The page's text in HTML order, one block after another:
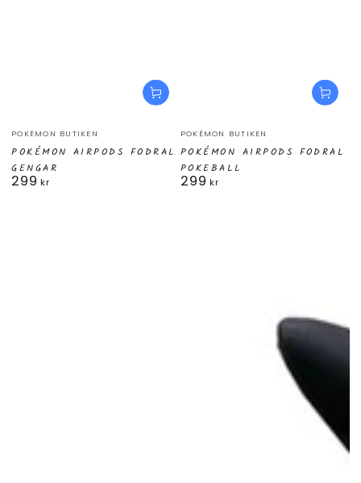
Säljare:
POKÉMON BUTIKEN
POKÉMON AIRPODS FODRAL
GENGAR
Ordinarie
299 kr
Säljare:
POKÉMON BUTIKEN
POKÉMON AIRPODS FODRAL
POKEBALL
Ordinarie
299 kr